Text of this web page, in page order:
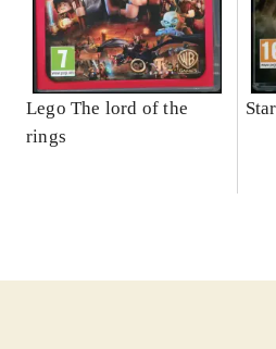
Lego The lord of the
rings